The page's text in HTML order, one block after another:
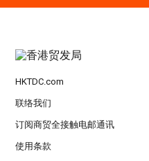
HKTDC.com
联络我们
订阅商贸全接触电邮通讯
使用条款